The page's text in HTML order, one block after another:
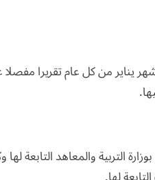
يناير من كل عام تقريرا
التربية والمعاهد التابعة